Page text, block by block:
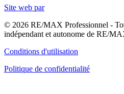
Site web par
© 2026 RE/MAX Professionnel -
indépendant et autonome de RE/
Conditions d'utilisation
Politique de confidentialité